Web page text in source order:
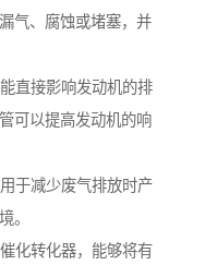
气、腐蚀或堵塞，并
直接影响发动机的排
可以提高发动机的响
于减少废气排放时产
。
化转化器，能够将有